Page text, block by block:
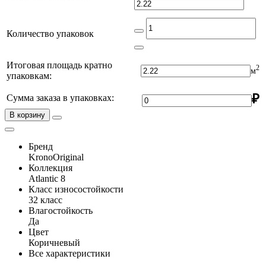
Количество упаковок
Итоговая площадь кратно
упаковкам:
м2
Сумма заказа в упаковках: ₽
В корзину
Бренд
KronoOriginal
Коллекция
Atlantic 8
Класс износостойкости
32 класс
Влагостойкость
Да
Цвет
Коричневый
Все характеристики